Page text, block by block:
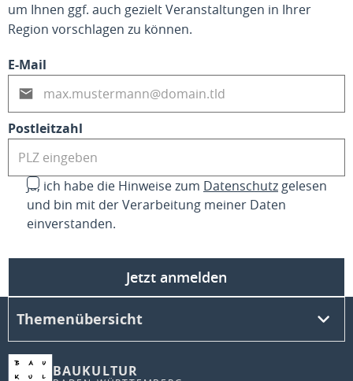
um Ihnen ggf. auch gezielt Veranstaltungen in Ihrer
Region vorschlagen zu können.
E-Mail
Postleitzahl
Ja, ich habe die Hinweise zum Datenschutz gelesen
und bin mit der Verarbeitung meiner Daten
einverstanden.
Jetzt anmelden
BAUKULTUR
Themenübersicht